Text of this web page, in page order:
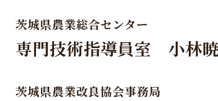
茨城県農業総合センター
専門技術指導員室 小林
茨城県農業改良協会事務局